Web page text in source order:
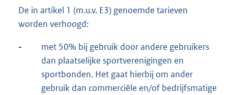
De in artikel 1 (m.u.v. E3) genoemde tarieven
worden verhoogd:
-
met 50% bij gebruik door andere gebruikers
dan plaatselijke sportverenigingen en
sportbonden. Het gaat hierbij om ander
gebruik dan commerciële en/of bedrijfsmatige